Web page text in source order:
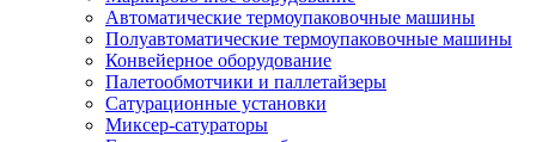
Автоматические термоупаковочные машины
Полуавтоматические термоупаковочные машины
Конвейерное оборудование
Палетообмотчики и паллетайзеры
Сатурационные установки
Миксер-сатураторы